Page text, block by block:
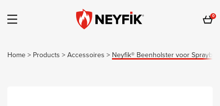
0
Home> Products > Accessoires > Neyfik® Beenholster voor